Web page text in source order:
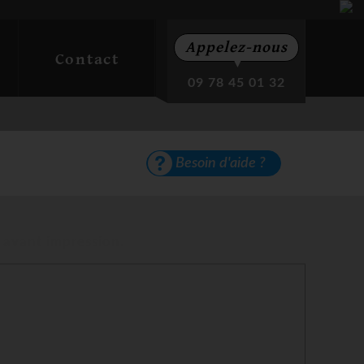
Contact
Appelez-nous
▼
09 78 45 01 32
Besoin d'aide ?